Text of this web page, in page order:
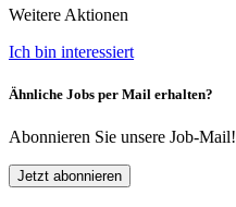
Weitere Aktionen
Ich bin interessiert
Ähnliche Jobs per Mail erhalten?
Abonnieren Sie unsere Job-Mail!
Jetzt abonnieren